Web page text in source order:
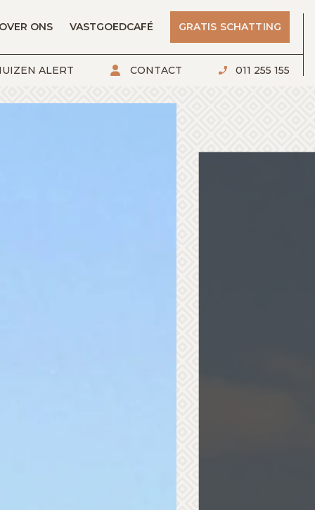
ALERT CONTACT 011 255 155
ONS VASTGOEDCAFÉ GRATIS SCHATTING